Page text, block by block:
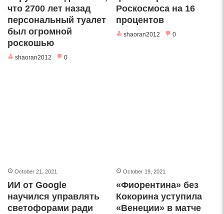
что 2700 лет назад
персональный туалет
был огромной
роскошью
shaoran2012 0
Роскосмоса на 16
процентов
shaoran2012 0
October 21, 2021
ИИ от Google
научился управлять
светофорами ради
October 19, 2021
«Фиорентина» без
Кокорина уступила
«Венеции» в матче